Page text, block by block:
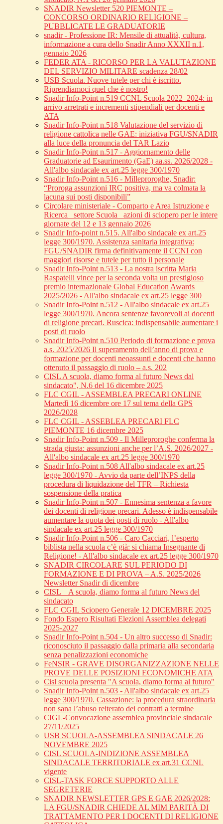
SNADIR Newsletter 520 PIEMONTE –
CONCORSO ORDINARIO RELIGIONE –
PUBBLICATE LE GRADUATORIE
snadir - Professione IR: Mensile di attualità, cultura,
informazione a cura dello Snadir Anno XXXII n.1,
gennaio 2026
FEDER ATA - RICORSO PER LA VALUTAZIONE
DEL SERVIZIO MILITARE scadenza 28/02
USB Scuola. Nuove tutele per chi è iscritto.
Riprendiamoci quel che è nostro!
Snadir Info-Point n.519 CCNL Scuola 2022–2024: in
arrivo arretrati e incrementi stipendiali per docenti e
ATA
Snadir Info-Point n.518 Valutazione del servizio di
religione cattolica nelle GAE: iniziativa FGU/SNADIR
alla luce della pronuncia del TAR Lazio
Snadir Info-Point n.517 - Aggiornamento delle
Graduatorie ad Esaurimento (GaE) aa.ss. 2026/2028 -
All'albo sindacale ex art.25 legge 300/1970
Snadir Info-Point n.516 - Milleproroghe, Snadir:
“Proroga assunzioni IRC positiva, ma va colmata la
lacuna sui posti disponibili”
Circolare ministeriale - Comparto e Area Istruzione e
Ricerca_ settore Scuola_ azioni di sciopero per le intere
giornate del 12 e 13 gennaio 2026
Snadir Info-point n.515. All'albo sindacale ex art.25
legge 300/1970. Assistenza sanitaria integrativa:
FGU/SNADIR firma definitivamente il CCNI con
maggiori risorse e tutele per tutto il personale
Snadir Info-Point n.513 - La nostra iscritta Maria
Raspatelli vince per la seconda volta un prestigioso
premio internazionale Global Education Awards
2025/2026 - All'albo sindacale ex art.25 legge 300
Snadir Info-Point n.512 - All'albo sindacale ex art.25
legge 300/1970. Ancora sentenze favorevoli ai docenti
di religione precari. Ruscica: indispensabile aumentare i
posti di ruolo
Snadir Info-Point n.510 Periodo di formazione e prova
a.s. 2025/2026 Il superamento dell’anno di prova e
formazione per docenti neoassunti e docenti che hanno
ottenuto il passaggio di ruolo – a.s. 202
CISL A scuola, diamo forma al futuro News dal
sindacato", N.6 del 16 dicembre 2025
FLC CGIL - ASSEMBLEA PRECARI ONLINE
Martedì 16 dicembre ore 17 sul tema della GPS
2026/2028
FLC CGIL - ASSEBLEA PRECARI FLC
PIEMONTE 16 dicembre 2025
Snadir Info-Point n.509 - Il Milleproroghe conferma la
strada giusta: assunzioni anche per l’A.S. 2026/2027 -
All'albo sindacale ex art.25 legge 300/1970
Snadir Info-Point n.508 All'albo sindacale ex art.25
legge 300/1970 - Avvio da parte dell’INPS della
procedura di liquidazione del TFR – Richiesta
sospensione della pratica
Snadir Info-Point n.507 - Ennesima sentenza a favore
dei docenti di religione precari. Adesso è indispensabile
aumentare la quota dei posti di ruolo - All'albo
sindacale ex art.25 legge 300/1970
Snadir Info-Point n.506 - Caro Cacciari, l’esperto
biblista nella scuola c’è già: si chiama Insegnante di
Religione! - All'albo sindacale ex art.25 legge 300/1970
SNADIR CIRCOLARE SUL PERIODO DI
FORMAZIONE E DI PROVA – A.S. 2025/2026
Newsletter Snadir di dicembre
CISL _ A scuola, diamo forma al futuro News del
sindacato
FLC CGIL Sciopero Generale 12 DICEMBRE 2025
Fondo Espero Risultati Elezioni Assemblea delegati
2025-2027
Snadir Info-Point n.504 - Un altro successo di Snadir:
riconosciuto il passaggio dalla primaria alla secondaria
senza penalizzazioni economiche
FeNSIR - GRAVE DISORGANIZZAZIONE NELLE
PROVE DELLE POSIZIONI ECONOMICHE ATA
Cisl scuola presenta "A scuola, diamo forma al futuro"
Snadir Info-Point n.503 - All'albo sindacale ex art.25
legge 300/1970. Cassazione: la procedura straordinaria
non sana l’abuso reiterato dei contratti a termine
CIGL-Convocazione assemblea provinciale sindacale
27/11/2025
USB SCUOLA-ASSEMBLEA SINDACALE 26
NOVEMBRE 2025
CISL SCUOLA-INDIZIONE ASSEMBLEA
SINDACALE TERRITORIALE ex art.31 CCNL
vigente
CISL-TASK FORCE SUPPORTO ALLE
SEGRETERIE
SNADIR NEWSLETTER GPS E GAE 2026/2028:
LA FGU/SNADIR CHIEDE AL MIM PARITÀ DI
TRATTAMENTO PER I DOCENTI DI RELIGIONE